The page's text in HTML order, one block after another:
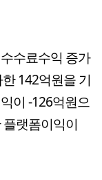
수료수익 증가
142억원을 기
이 -126억원으
랫폼이익이